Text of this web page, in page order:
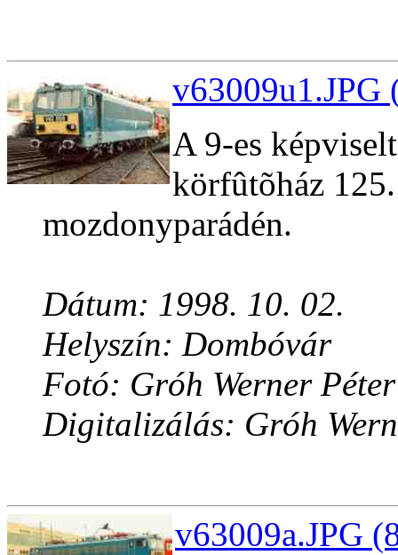
v63009u1.JPG
A 9-es
körfûtõház
mozdonyparádén.
Dátum: 1998. 10. 02.
Helyszín: Dombóvár
Fotó: Gróh Werner Péter
Digitalizálás: Gróh
v63009a.JPG